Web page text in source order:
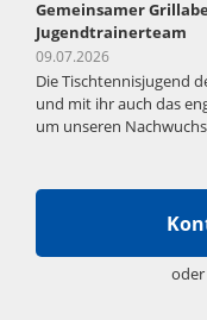
Gemeinsamer
Jugendtrainerteam
09.07.2026
Die Tischtennisjugend
und mit ihr auch das
um unseren